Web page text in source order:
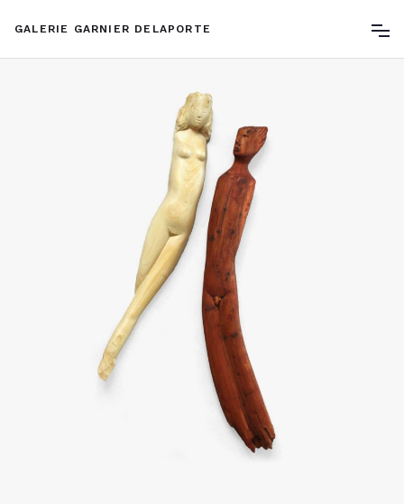
GALERIE GARNIER DELAPORTE